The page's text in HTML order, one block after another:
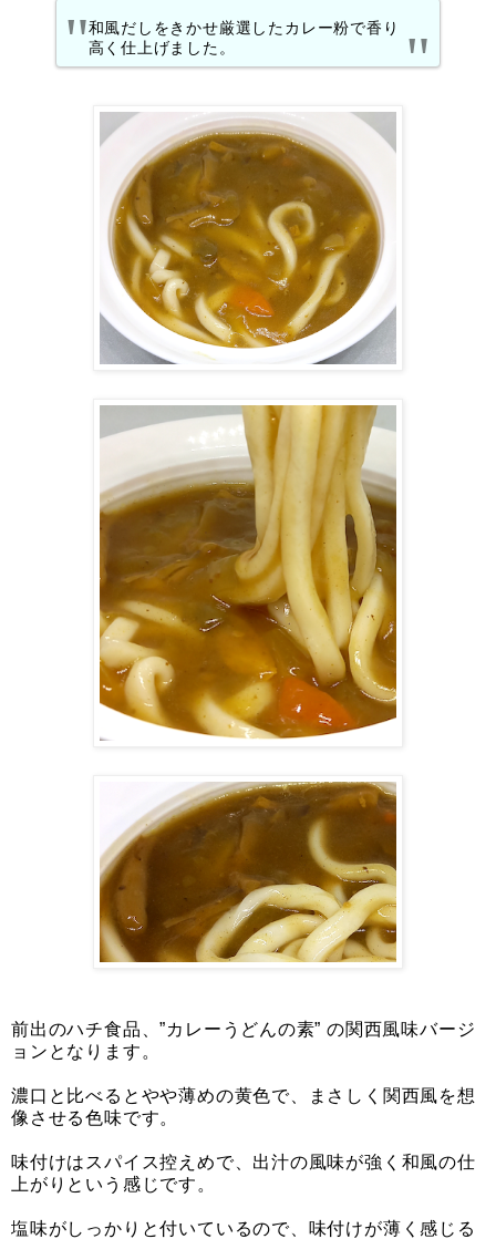
和風だしをきかせ厳選したカレー粉で香り
高く仕上げました。
前出のハチ食品、”カレーうどんの素” の関西風味バージ
ョンとなります。
濃口と比べるとやや薄めの黄色で、まさしく関西風を想
像させる色味です。
味付けはスパイス控えめで、出汁の風味が強く和風の仕
上がりという感じです。
塩味がしっかりと付いているので、味付けが薄く感じる